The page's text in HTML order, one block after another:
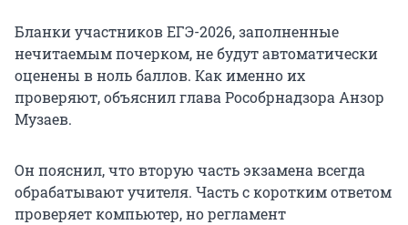
Бланки участников ЕГЭ-2026, заполненные
нечитаемым почерком, не будут автоматически
оценены в ноль баллов. Как именно их
проверяют, объяснил глава Рособрнадзора Анзор
Музаев.
Он пояснил, что вторую часть экзамена всегда
обрабатывают учителя. Часть с коротким ответом
проверяет компьютер, но регламент